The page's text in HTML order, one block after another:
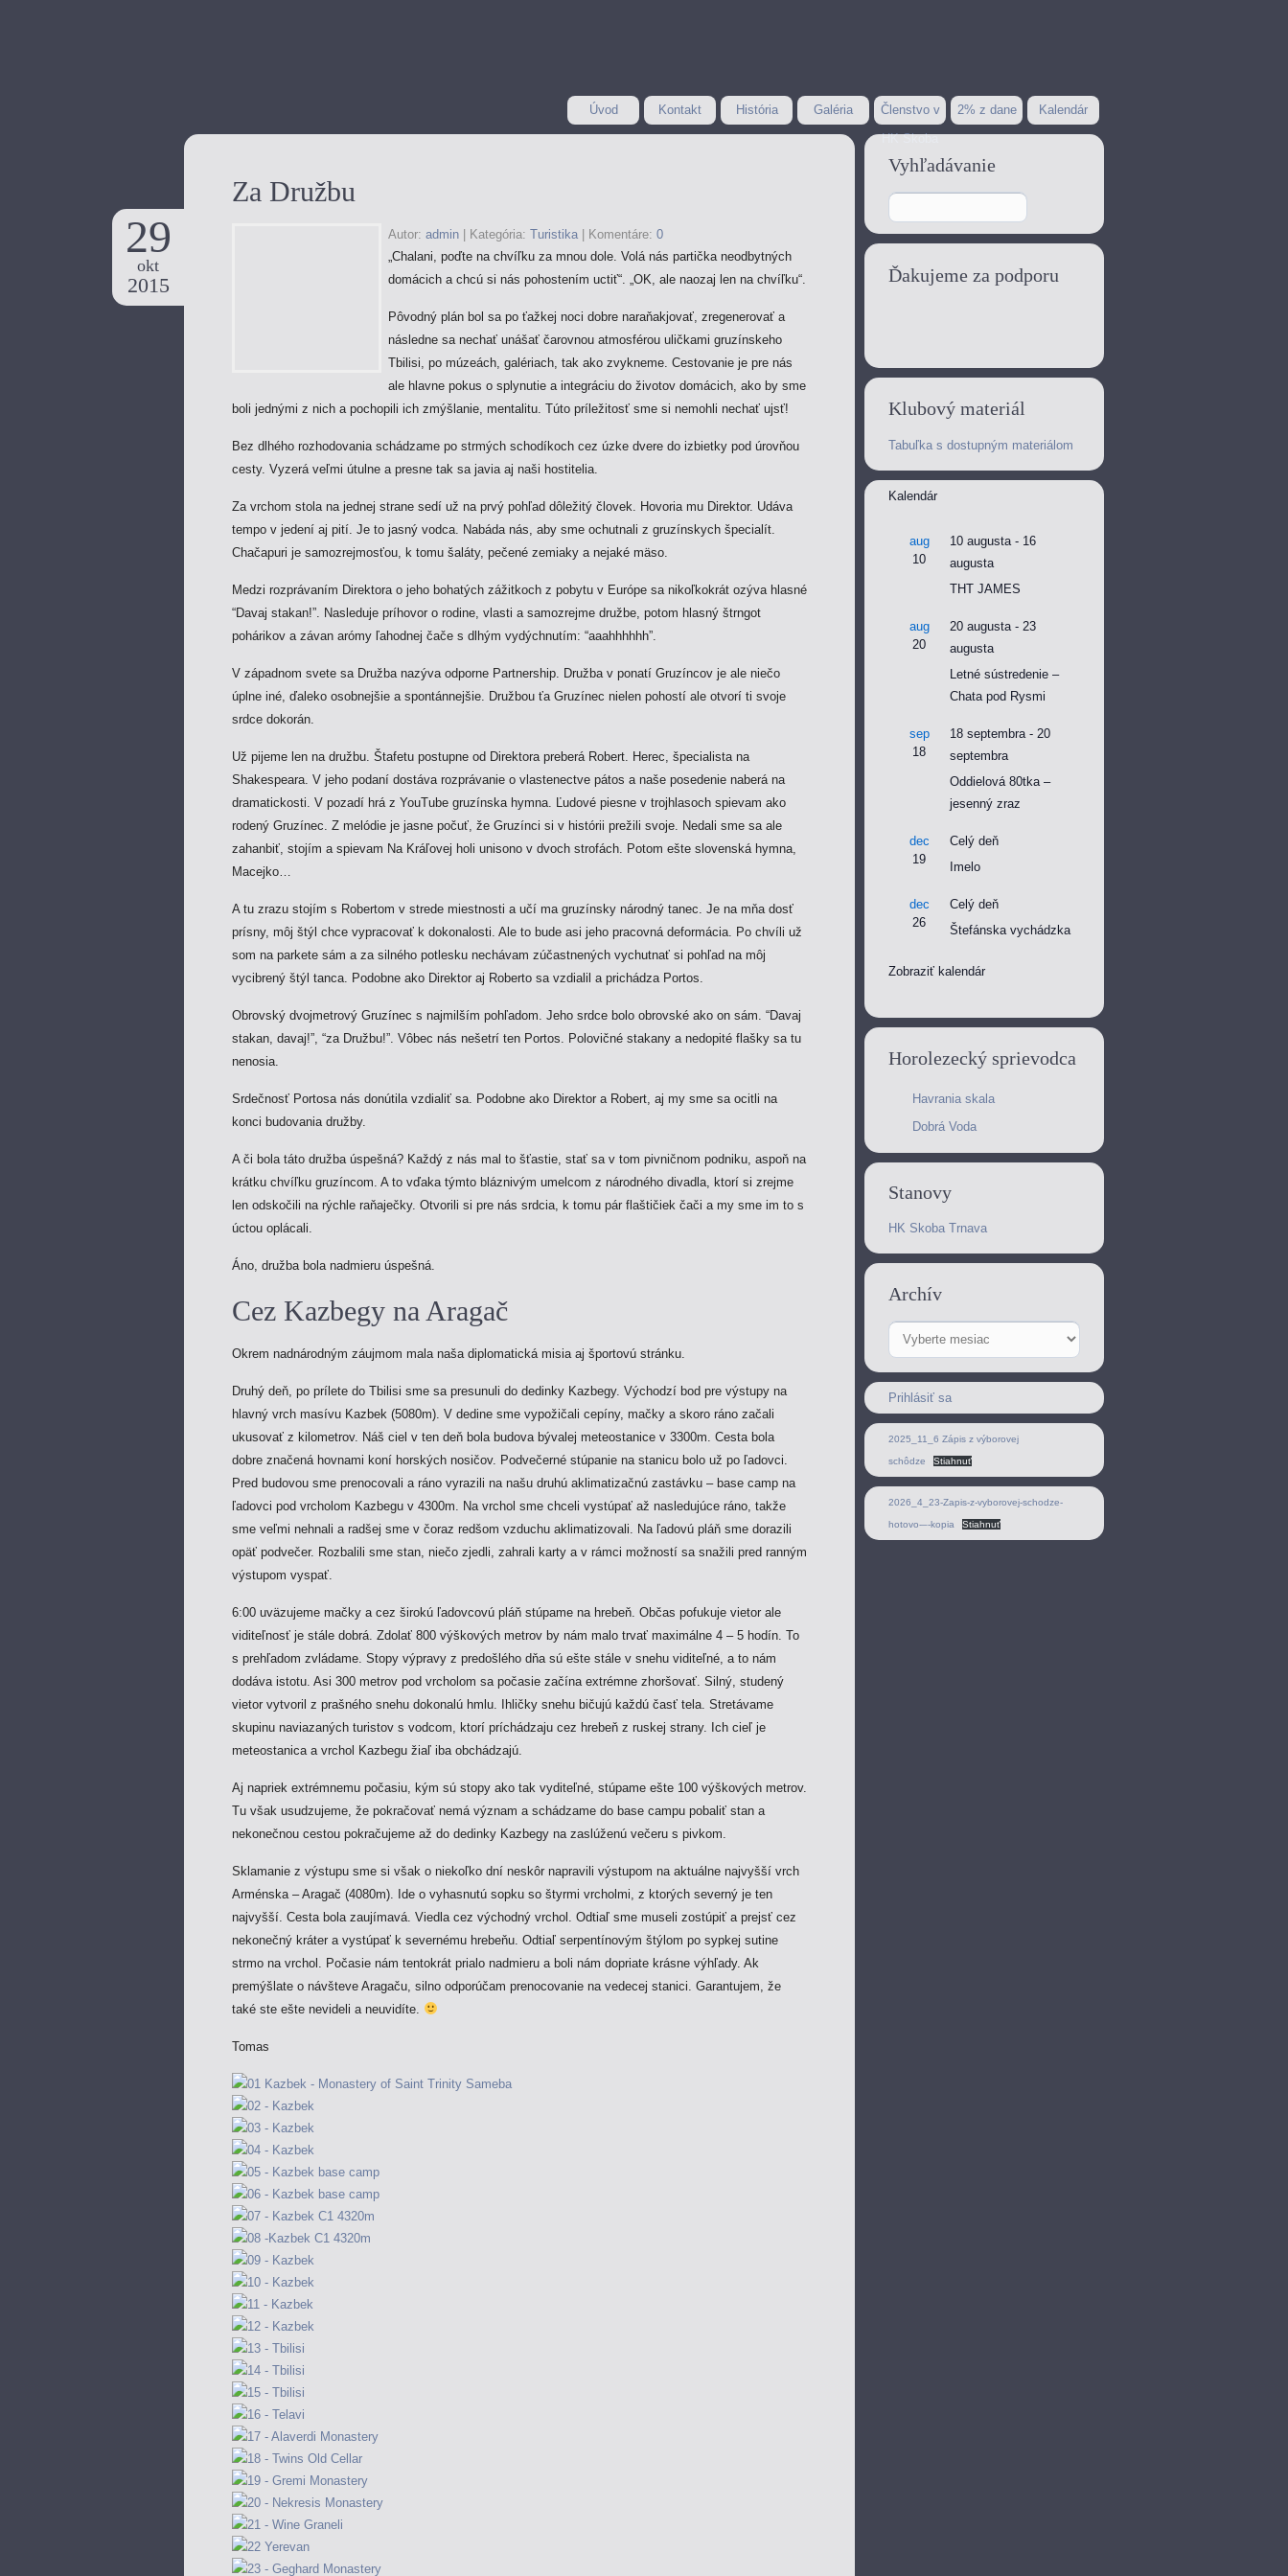
Úvod Kontakt História Galéria
Členstvo v
HK Skoba
2% z dane Kalendár
Za Družbu
29
okt
2015
Autor: admin Kategória: Turistika Komentáre: 0
„Chalani, poďte na chvíľku za mnou dole. Volá nás partička neodbytných
domácich a chcú si nás pohostením uctiť“. „OK, ale naozaj len na chvíľku“.
Pôvodný plán bol sa po ťažkej noci dobre naraňakjovať, zregenerovať a
následne sa nechať unášať čarovnou atmosférou uličkami gruzínskeho
Tbilisi, po múzeách, galériach, tak ako zvykneme. Cestovanie je pre nás
ale hlavne pokus o splynutie a integráciu do životov domácich, ako by sme
boli jednými z nich a pochopili ich zmýšlanie, mentalitu. Túto príležitosť sme si nemohli nechať ujsť!
Bez dlhého rozhodovania schádzame po strmých schodíkoch cez úzke dvere do izbietky pod úrovňou
cesty. Vyzerá veľmi útulne a presne tak sa javia aj naši hostitelia.
Za vrchom stola na jednej strane sedí už na prvý pohľad dôležitý človek. Hovoria mu Direktor. Udáva
tempo v jedení aj pití. Je to jasný vodca. Nabáda nás, aby sme ochutnali z gruzínskych špecialít.
Chačapuri je samozrejmosťou, k tomu šaláty, pečené zemiaky a nejaké mäso.
Medzi rozprávaním Direktora o jeho bohatých zážitkoch z pobytu v Európe sa nikoľkokrát ozýva hlasné
“Davaj stakan!”. Nasleduje príhovor o rodine, vlasti a samozrejme družbe, potom hlasný štrngot
pohárikov a závan arómy ľahodnej čače s dlhým vydýchnutím: “aaahhhhhh”.
V západnom svete sa Družba nazýva odporne Partnership. Družba v ponatí Gruzíncov je ale niečo
úplne iné, ďaleko osobnejšie a spontánnejšie. Družbou ťa Gruzínec nielen pohostí ale otvorí ti svoje
srdce dokorán.
Už pijeme len na družbu. Štafetu postupne od Direktora preberá Robert. Herec, špecialista na
Shakespeara. V jeho podaní dostáva rozprávanie o vlastenectve pátos a naše posedenie naberá na
dramatickosti. V pozadí hrá z YouTube gruzínska hymna. Ľudové piesne v trojhlasoch spievam ako
rodený Gruzínec. Z melódie je jasne počuť, že Gruzínci si v histórii prežili svoje. Nedali sme sa ale
zahanbiť, stojím a spievam Na Kráľovej holi unisono v dvoch strofách. Potom ešte slovenská hymna,
Macejko…
A tu zrazu stojím s Robertom v strede miestnosti a učí ma gruzínsky národný tanec. Je na mňa dosť
prísny, môj štýl chce vypracovať k dokonalosti. Ale to bude asi jeho pracovná deformácia. Po chvíli už
som na parkete sám a za silného potlesku nechávam zúčastnených vychutnať si pohľad na môj
vycibrený štýl tanca. Podobne ako Direktor aj Roberto sa vzdialil a prichádza Portos.
Obrovský dvojmetrový Gruzínec s najmilším pohľadom. Jeho srdce bolo obrovské ako on sám. “Davaj
stakan, davaj!”, “za Družbu!”. Vôbec nás nešetrí ten Portos. Polovičné stakany a nedopité flašky sa tu
nenosia.
Srdečnosť Portosa nás donútila vzdialiť sa. Podobne ako Direktor a Robert, aj my sme sa ocitli na
konci budovania družby.
A či bola táto družba úspešná? Každý z nás mal to šťastie, stať sa v tom pivničnom podniku, aspoň na
krátku chvíľku gruzíncom. A to vďaka týmto bláznivým umelcom z národného divadla, ktorí si zrejme
len odskočili na rýchle raňaječky. Otvorili si pre nás srdcia, k tomu pár flaštičiek čači a my sme im to s
úctou oplácali.
Áno, družba bola nadmieru úspešná.
Cez Kazbegy na Aragač
Okrem nadnárodným záujmom mala naša diplomatická misia aj športovú stránku.
Druhý deň, po prílete do Tbilisi sme sa presunuli do dedinky Kazbegy. Východzí bod pre výstupy na
hlavný vrch masívu Kazbek (5080m). V dedine sme vypožičali cepíny, mačky a skoro ráno začali
ukusovať z kilometrov. Náš ciel v ten deň bola budova bývalej meteostanice v 3300m. Cesta bola
dobre značená hovnami koní horských nosičov. Podvečerné stúpanie na stanicu bolo už po ľadovci.
Pred budovou sme prenocovali a ráno vyrazili na našu druhú aklimatizačnú zastávku – base camp na
ľadovci pod vrcholom Kazbegu v 4300m. Na vrchol sme chceli vystúpať až nasledujúce ráno, takže
sme veľmi nehnali a radšej sme v čoraz redšom vzduchu aklimatizovali. Na ľadovú pláň sme dorazili
opäť podvečer. Rozbalili sme stan, niečo zjedli, zahrali karty a v rámci možností sa snažili pred ranným
výstupom vyspať.
6:00 uväzujeme mačky a cez širokú ľadovcovú pláň stúpame na hrebeň. Občas pofukuje vietor ale
viditeľnosť je stále dobrá. Zdolať 800 výškových metrov by nám malo trvať maximálne 4 – 5 hodín. To
s prehľadom zvládame. Stopy výpravy z predošlého dňa sú ešte stále v snehu viditeľné, a to nám
dodáva istotu. Asi 300 metrov pod vrcholom sa počasie začína extrémne zhoršovať. Silný, studený
vietor vytvoril z prašného snehu dokonalú hmlu. Ihličky snehu bičujú každú časť tela. Stretávame
skupinu naviazaných turistov s vodcom, ktorí príchádzaju cez hrebeň z ruskej strany. Ich cieľ je
meteostanica a vrchol Kazbegu žiaľ iba obchádzajú.
Aj napriek extrémnemu počasiu, kým sú stopy ako tak vyditeľné, stúpame ešte 100 výškových metrov.
Tu však usudzujeme, že pokračovať nemá význam a schádzame do base campu pobaliť stan a
nekonečnou cestou pokračujeme až do dedinky Kazbegy na zaslúženú večeru s pivkom.
Sklamanie z výstupu sme si však o niekoľko dní neskôr napravili výstupom na aktuálne najvyšší vrch
Arménska – Aragač (4080m). Ide o vyhasnutú sopku so štyrmi vrcholmi, z ktorých severný je ten
najvyšší. Cesta bola zaujímavá. Viedla cez východný vrchol. Odtiaľ sme museli zostúpiť a prejsť cez
nekonečný kráter a vystúpať k severnému hrebeňu. Odtiaľ serpentínovým štýlom po sypkej sutine
strmo na vrchol. Počasie nám tentokrát prialo nadmieru a boli nám dopriate krásne výhľady. Ak
premýšlate o návšteve Aragaču, silno odporúčam prenocovanie na vedecej stanici. Garantujem, že
také ste ešte nevideli a neuvidíte.
Tomas
Vyhľadávanie
Ďakujeme za podporu
Klubový materiál
Tabuľka s dostupným materiálom
Kalendár
aug
10
10 augusta- 16
augusta
THT JAMES
aug
20
20 augusta- 23
augusta
Letné sústredenie –
Chata pod Rysmi
sep
18
18 septembra- 20
septembra
Oddielová 80tka –
jesenný zraz
dec
19
Celý deň
Imelo
dec
26
Celý deň
Štefánska vychádzka
Zobraziť kalendár
Horolezecký sprievodca
Havrania skala
Dobrá Voda
Stanovy
HK Skoba Trnava
Archív
Archív
Prihlásiť sa
2025_11_6 Zápis z výborovej
schôdze Stiahnuť
2026_4_23-Zapis-z-vyborovej-schodze-
hotovo-–-kopia Stiahnuť